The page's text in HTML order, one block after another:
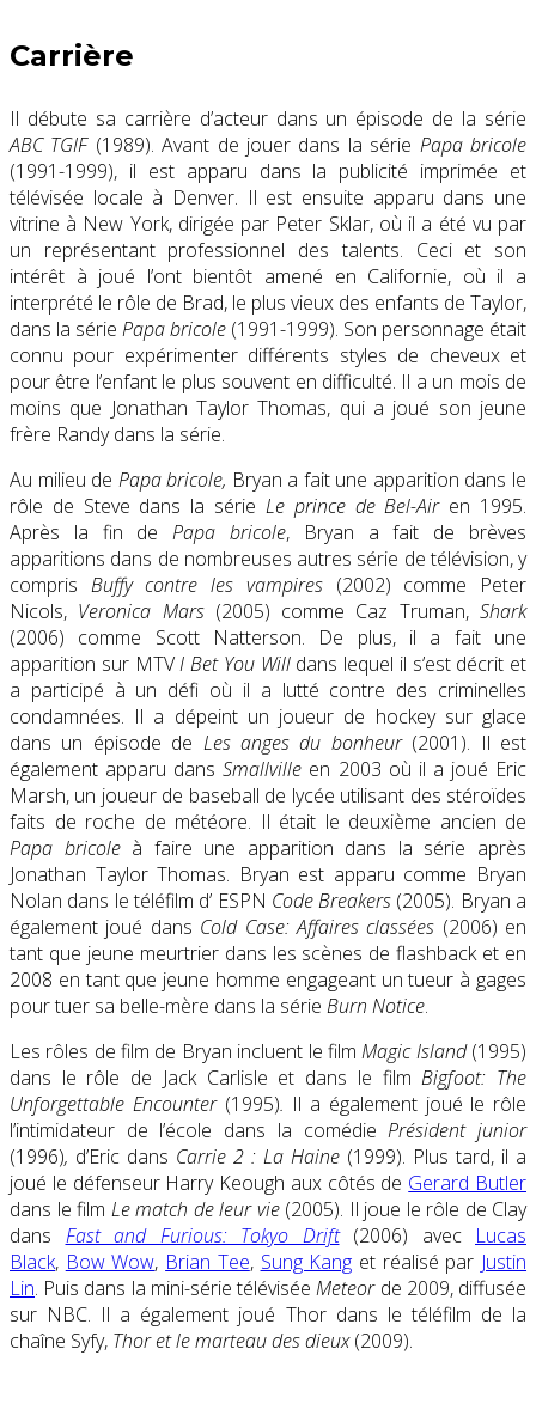
Carrière
Il débute sa carrière d’acteur dans un épisode de la série
ABC TGIF(1989). Avant de jouer dans la série Papa bricole
(1991-1999), il est apparu dans la publicité imprimée et
télévisée locale à Denver. Il est ensuite apparu dans une
vitrine à New York, dirigée par Peter Sklar, où il a été vu par
un représentant professionnel des talents. Ceci et son
intérêt à joué l’ont bientôt amené en Californie, où il a
interprété le rôle de Brad, le plus vieux des enfants de Taylor,
dans la série Papa bricole (1991-1999). Son personnage était
connu pour expérimenter différents styles de cheveux et
pour être l’enfant le plus souvent en difficulté. Il a un mois de
moins que Jonathan Taylor Thomas, qui a joué son jeune
frère Randy dans la série.
Au milieu de Papa bricole, Bryan a fait une apparition dans le
rôle de Steve dans la série Le prince de Bel-Airen 1995.
Après la fin dePapa bricole, Bryan a fait de brèves
apparitions dans de nombreuses autres série de télévision, y
compris Buffy contre les vampires(2002) comme Peter
Nicols, Veronica Mars(2005) comme Caz Truman,Shark
(2006) comme Scott Natterson. De plus, il a fait une
apparition sur MTVI Bet You Willdans lequel il s’est décrit et
a participé à un défi où il a lutté contre des criminelles
condamnées. Il a dépeint un joueur de hockey sur glace
dans un épisode de Les anges du bonheur(2001). Il est
également apparu dans Smallville en 2003 où il a joué Eric
Marsh, un joueur de baseball de lycée utilisant des stéroïdes
faits de roche de météore. Il était le deuxième ancien de
Papa bricoleà faire une apparition dans la série après
Jonathan Taylor Thomas. Bryan est apparu comme Bryan
Nolan dans le téléfilm d’ ESPN Code Breakers (2005). Bryan a
également joué dans Cold Case: Affaires classées (2006) en
tant que jeune meurtrier dans les scènes de flashback et en
2008 en tant que jeune homme engageant un tueur à gages
pour tuer sa belle-mère dans la série Burn Notice.
Les rôles de film de Bryan incluent le filmMagic Island(1995)
dans le rôle de Jack Carlisle et dans le filmBigfoot: The
Unforgettable Encounter(1995). Il a également joué le rôle
l’intimidateur de l’école dans la comédiePrésident junior
(1996), d’Eric dans Carrie 2 : La Haine (1999). Plus tard, il a
joué le défenseur Harry Keough aux côtés de Gerard Butler
dans le film Le match de leur vie(2005). Il joue le rôle de Clay
dans Fast and Furious: Tokyo Drift(2006) avec Lucas
Black, Bow Wow, Brian Tee, Sung Kang et réalisé par Justin
Lin. Puis dans la mini-série téléviséeMeteorde 2009, diffusée
sur NBC. Il a également joué Thor dans le téléfilm de la
chaîne Syfy, Thor et le marteau des dieux(2009).